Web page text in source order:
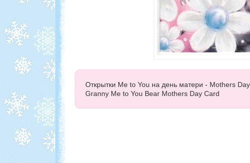
Открытки Me to You на день матери - Mothers
Granny Me to You Bear Mothers Day Card